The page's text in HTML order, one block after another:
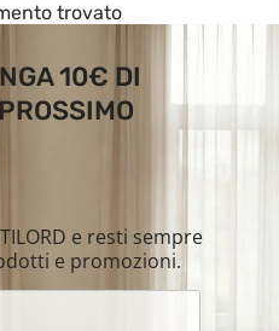
trovato
10€ DI
e resti sempre
e promozioni.